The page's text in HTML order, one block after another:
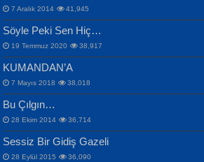
Samimiyet Nedir?...
İPEK ACAR SERT
Gazze’nin Şecaati, Ümmetin İmtihanı...
Bülent Sağlam
Mescid-i Aksâ Üstüne Ay!...
Selahattin Yıldız
İdrakimle Üşürken...
ERDEM BAYAZIT
Sana, Bana, Vatanıma, Ülkemin
İnsanlarına Dair...
7 Aralık 2014 41,945
Söyle Peki Sen Hiç…
19 Temmuz 2020 38,917
KUMANDAN’A
7 Mayıs 2018 38,018
Bu Çılgın…
28 Ekim 2014 36,714
Sessiz Bir Gidiş Gazeli
28 Eylül 2015 36,090